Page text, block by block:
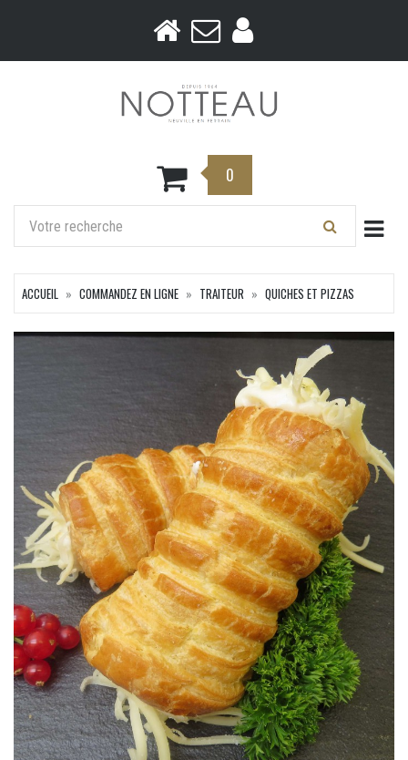
0
ACCUEIL COMMANDEZ EN LIGNE TRAITEUR QUICHES ET PIZZAS